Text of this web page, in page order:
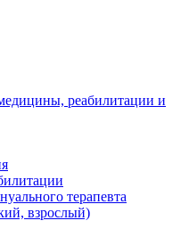
реабилитации и
терапевта
взрослый)